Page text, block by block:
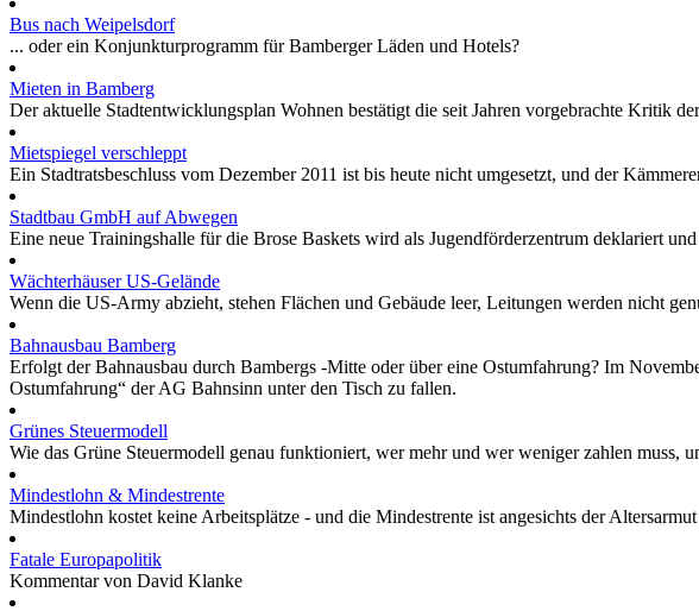
Bus nach Weipelsdorf
... oder ein Konjunkturprogramm für Bamberger Läden und Hotels?
Mieten in Bamberg
Der aktuelle Stadtentwicklungsplan Wohnen bestätigt die seit Jahren vorgebrachte Kritik
Mietspiegel verschleppt
Ein Stadtratsbeschluss vom Dezember 2011 ist bis heute nicht umgesetzt, und der
Stadtbau GmbH auf Abwegen
Eine neue Trainingshalle für die Brose Baskets wird als Jugendförderzentrum deklariert
Wächterhäuser US-Gelände
Wenn die US-Army abzieht, stehen Flächen und Gebäude leer, Leitungen werden nicht
Bahnausbau Bamberg
Erfolgt der Bahnausbau durch Bambergs -Mitte oder über eine Ostumfahrung? Im
Ostumfahrung“ der AG Bahnsinn unter den Tisch zu fallen.
Grünes Steuermodell
Wie das Grüne Steuermodell genau funktioniert, wer mehr und wer weniger zahlen muss,
Mindestlohn & Mindestrente
Mindestlohn kostet keine Arbeitsplätze - und die Mindestrente ist angesichts der
Fatale Europapolitik
Kommentar von David Klanke